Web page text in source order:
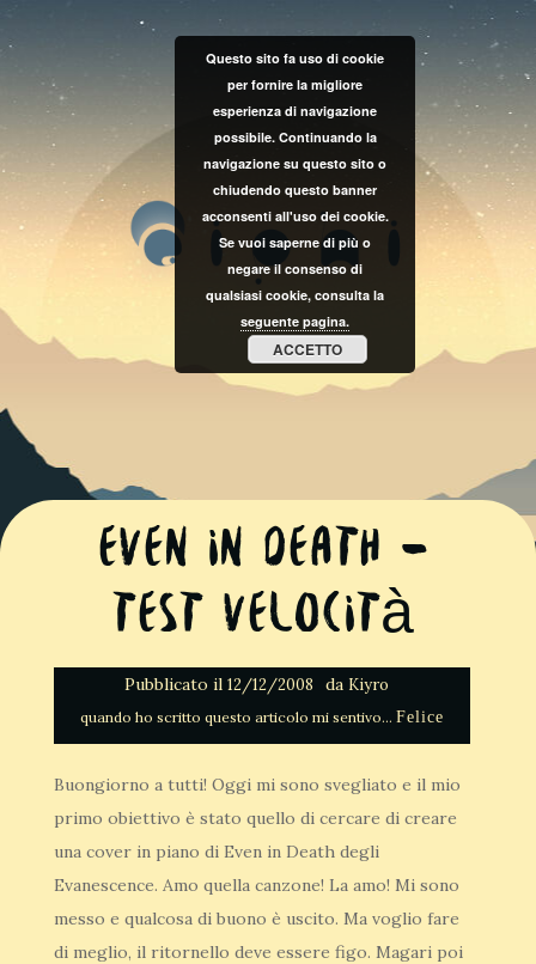
Even in Death –
Test Velocità
Pubblicato il 12/12/2008 da Kiyro
Felice
Buongiorno a tutti! Oggi mi sono svegliato e il mio
primo obiettivo è stato quello di cercare di creare
una cover in piano di Even in Death degli
Evanescence. Amo quella canzone! La amo! Mi sono
messo e qualcosa di buono è uscito. Ma voglio fare
di meglio, il ritornello deve essere figo. Magari poi
Questo sito fa uso di cookie
per fornire la migliore
esperienza di navigazione
possibile. Continuando la
navigazione su questo sito o
chiudendo questo banner
acconsenti all'uso dei cookie.
Se vuoi saperne di più o
negare il consenso di
qualsiasi cookie, consulta la
seguente pagina.
ACCETTO